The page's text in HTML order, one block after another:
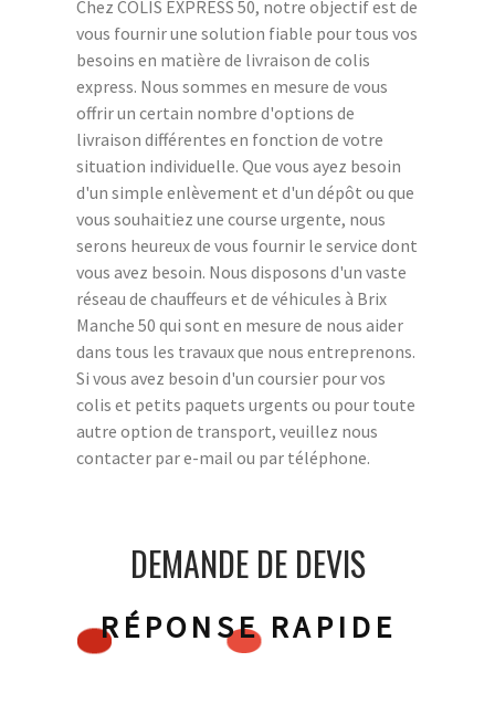
Chez COLIS EXPRESS 50, notre objectif est de
vous fournir une solution fiable pour tous vos
besoins en matière de livraison de colis
express. Nous sommes en mesure de vous
offrir un certain nombre d'options de
livraison différentes en fonction de votre
situation individuelle. Que vous ayez besoin
d'un simple enlèvement et d'un dépôt ou que
vous souhaitiez une course urgente, nous
serons heureux de vous fournir le service dont
vous avez besoin. Nous disposons d'un vaste
réseau de chauffeurs et de véhicules à Brix
Manche 50 qui sont en mesure de nous aider
dans tous les travaux que nous entreprenons.
Si vous avez besoin d'un coursier pour vos
colis et petits paquets urgents ou pour toute
autre option de transport, veuillez nous
contacter par e-mail ou par téléphone.
DEMANDE DE DEVIS
RÉPONSE RAPIDE